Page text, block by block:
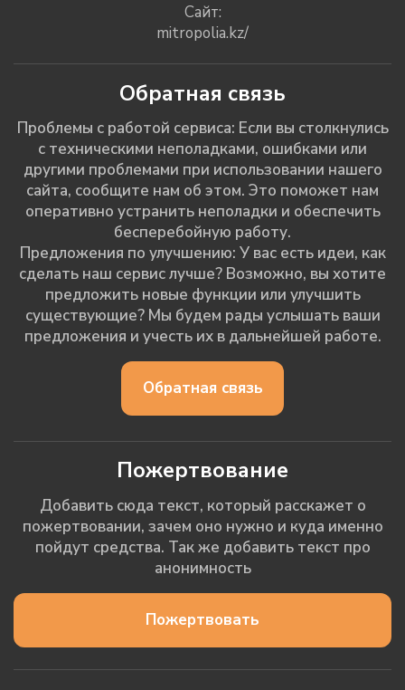
Сайт:
mitropolia.kz/
Обратная связь
Проблемы с работой сервиса: Если вы столкнулись
с техническими неполадками, ошибками или
другими проблемами при использовании нашего
сайта, сообщите нам об этом. Это поможет нам
оперативно устранить неполадки и обеспечить
бесперебойную работу.
Предложения по улучшению: У вас есть идеи, как
сделать наш сервис лучше? Возможно, вы хотите
предложить новые функции или улучшить
существующие? Мы будем рады услышать ваши
предложения и учесть их в дальнейшей работе.
Обратная связь
Пожертвование
Добавить сюда текст, который расскажет о
пожертвовании, зачем оно нужно и куда именно
пойдут средства. Так же добавить текст про
анонимность
Пожертвовать